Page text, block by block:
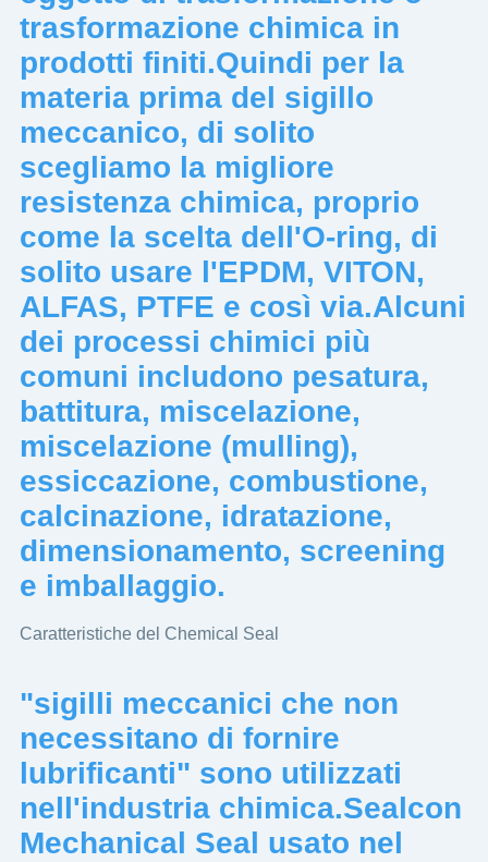
trasformazione chimica in
prodotti finiti.Quindi per la
materia prima del sigillo
meccanico, di solito
scegliamo la migliore
resistenza chimica, proprio
come la scelta dell'O-ring, di
solito usare l'EPDM, VITON,
ALFAS, PTFE e così via.Alcuni
dei processi chimici più
comuni includono pesatura,
battitura, miscelazione,
miscelazione (mulling),
essiccazione, combustione,
calcinazione, idratazione,
dimensionamento, screening
e imballaggio.
Caratteristiche del Chemical Seal
"sigilli meccanici che non
necessitano di fornire
lubrificanti" sono utilizzati
nell'industria chimica.Sealcon
Mechanical Seal usato nel